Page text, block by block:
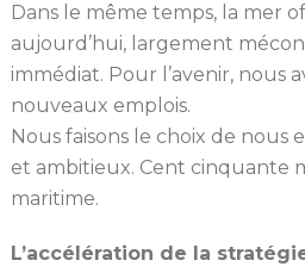
Dans le même temps, la mer
aujourd’hui, largement
immédiat. Pour l’avenir, nous
nouveaux emplois.
Nous faisons le choix de
et ambitieux. Cent cinquante
maritime.
L’accélération de la